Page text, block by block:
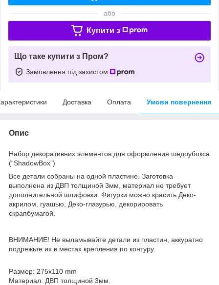
або
Купити з
Що таке купити з Пром?
Замовлення під захистом
Доставка Оплата Умови повернення
Опис
Набор декоративних элементов для оформления шедоубокса
(“ShadowBox”)
Все детали собраны на одной пластине. Заготовка
выполнена из ДВП толщиной 3мм, материал не требует
дополнительной шлифовки. Фигурки можно красить Деко-
акрилом, гуашью, Деко-глазурью, декорировать
скрапбумагой.
ВНИМАНИЕ! Не выламывайте детали из пластин, аккуратно
подрежьте их в местах крепления по контуру.
Размер: 275x110 mm
Материал: ДВП толщиной 3мм.